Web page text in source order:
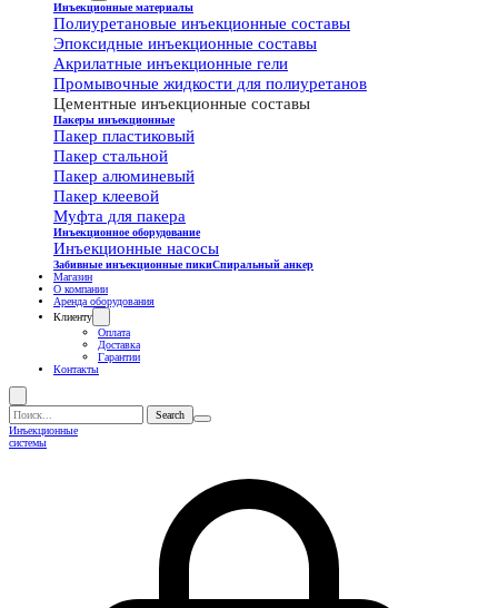
Инъекционные материалы
Полиуретановые инъекционные составы
Эпоксидные инъекционные составы
Акрилатные инъекционные гели
Промывочные жидкости для полиуретанов
Цементные инъекционные составы
Пакеры инъекционные
Пакер пластиковый
Пакер стальной
Пакер алюминевый
Пакер клеевой
Муфта для пакера
Инъекционное оборудование
Инъекционные насосы
Забивные инъекционные пикиСпиральный анкер
Магазин
О компании
Аренда оборудования
Клиенту
Оплата
Доставка
Гарантии
Контакты
Поиск...
Инъекционные
системы